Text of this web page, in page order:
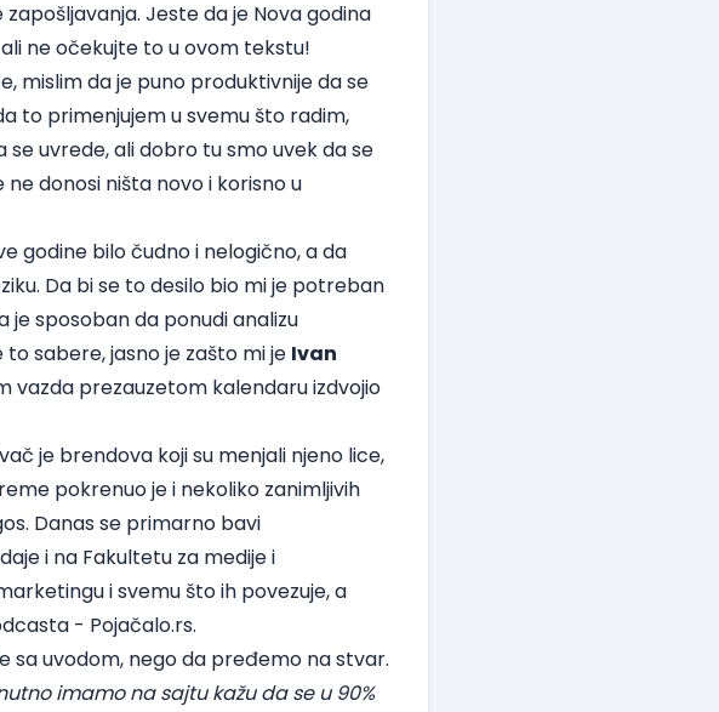
Jeste da je Nova godina
ne očekujte to u ovom tekstu!
mislim da je puno produktivnije da se
to primenjujem u svemu što radim,
uvrede, ali dobro tu smo uvek da se
donosi ništa novo i korisno u
godine bilo čudno i nelogično, a da
Da bi se to desilo bio mi je potreban
je sposoban da ponudi analizu
sabere, jasno je zašto mi je Ivan
vazda prezauzetom kalendaru izdvojio
je brendova koji su menjali njeno lice,
pokrenuo je i nekoliko zanimljivih
. Danas se primarno bavi
i na Fakultetu za medije i
i svemu što ih povezuje, a
- Pojačalo.rs.
sa uvodom, nego da pređemo na stvar.
imamo na sajtukažu da se u 90%